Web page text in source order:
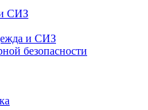
и СИЗ
и СИЗ
безопасности